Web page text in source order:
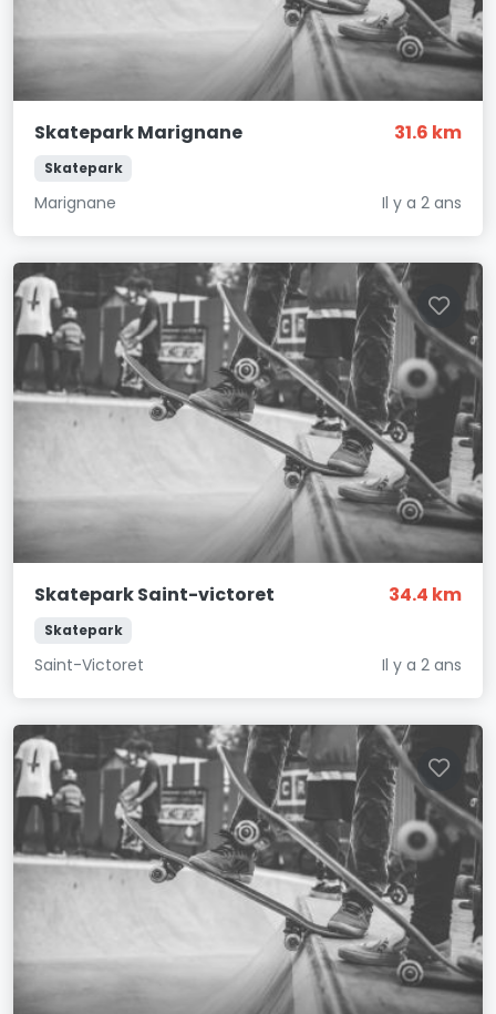
Skatepark Marignane 31.6 km
Skatepark
Marignane Il y a 2 ans
Skatepark Saint-victoret 34.4 km
Skatepark
Saint-Victoret Il y a 2 ans